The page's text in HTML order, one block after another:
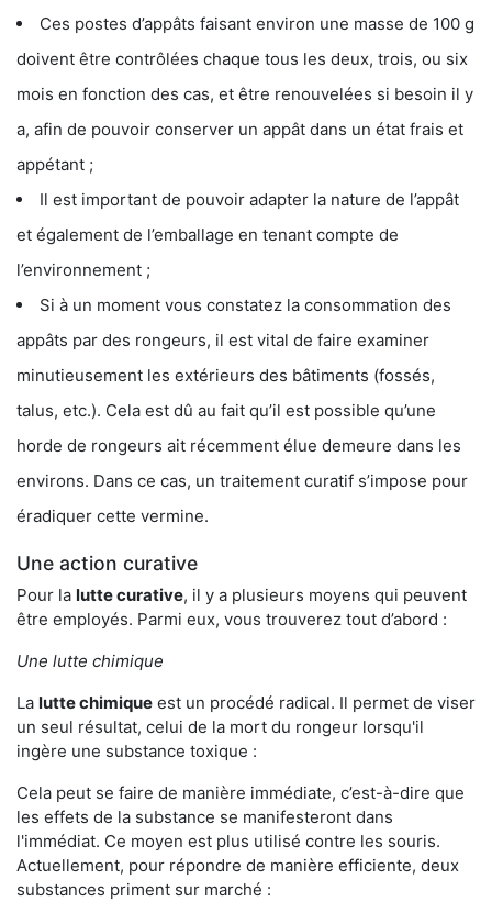
Ces postes d’appâts faisant environ une masse de 100 g
doivent être contrôlées chaque tous les deux, trois, ou six
mois en fonction des cas, et être renouvelées si besoin il y
a, afin de pouvoir conserver un appât dans un état frais et
appétant ;
Il est important de pouvoir adapter la nature de l’appât
et également de l’emballage en tenant compte de
l’environnement ;
Si à un moment vous constatez la consommation des
appâts par des rongeurs, il est vital de faire examiner
minutieusement les extérieurs des bâtiments (fossés,
talus, etc.). Cela est dû au fait qu’il est possible qu’une
horde de rongeurs ait récemment élue demeure dans les
environs. Dans ce cas, un traitement curatif s’impose pour
éradiquer cette vermine.
Une action curative
Pour la lutte curative, il y a plusieurs moyens qui peuvent
être employés. Parmi eux, vous trouverez tout d’abord :
Une lutte chimique
La lutte chimique est un procédé radical. Il permet de viser
un seul résultat, celui de la mort du rongeur lorsqu'il
ingère une substance toxique :
Cela peut se faire de manière immédiate, c’est-à-dire que
les effets de la substance se manifesteront dans
l'immédiat. Ce moyen est plus utilisé contre les souris.
Actuellement, pour répondre de manière efficiente, deux
substances priment sur marché :